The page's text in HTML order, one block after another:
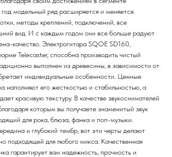
модельный ряд расширяется и меняется.
методы креплений, подключений, все
вид. И с каждым годом они все больше радуют
качество. Электрогитара SQOE SD160,
Telecaster, способна производить чистый
выполнен из древесины, в зависимости от
индивидуальные особенности. Ценные
наполняют его жесткостью и стабильностью, а
красивую текстуру. В качестве звукоснимателей
которым вы получаете знаменитый звук
для рока, блюза, фанка и поп-музыки.
и глубокий тембр, вот эти черты делают
подходящей для любого микса. Качественная
гарантирует вам надежность, прочность и